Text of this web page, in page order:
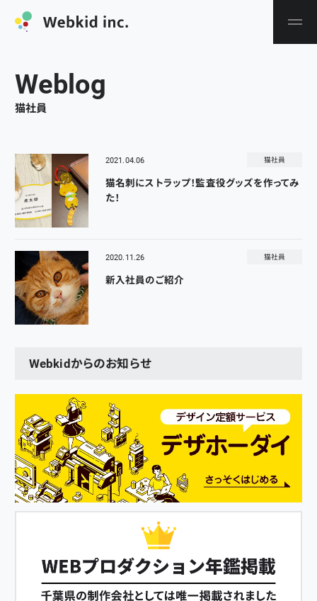
Web og
猫社員
Webkidからのお知らせ
2021.04.06
猫名刺にストラップ！監査役グッズを作ってみ
た！
猫社員
2020.11.26
新入社員のご紹介
猫社員